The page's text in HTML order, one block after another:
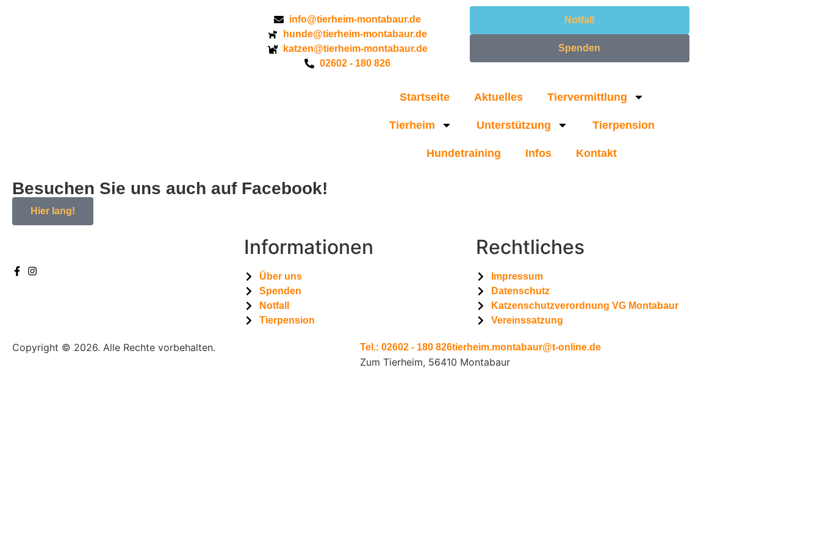
info@tierheim-montabaur.de
hunde@tierheim-montabaur.de
katzen@tierheim-montabaur.de
02602 - 180 826
Notfall
Spenden
Startseite Aktuelles Tiervermittlung
Tierheim Unterstützung Tierpension
Hundetraining Infos Kontakt
Besuchen Sie uns auch auf Facebook!
Hier lang!
Informationen
Über uns
Spenden
Notfall
Tierpension
Rechtliches
Impressum
Datenschutz
Katzenschutzverordnung VG Montabaur
Vereinssatzung
Copyright © 2026. Alle Rechte vorbehalten. Tel.: 02602 - 180 826tierheim.montabaur@t-online.de
Zum Tierheim, 56410 Montabaur